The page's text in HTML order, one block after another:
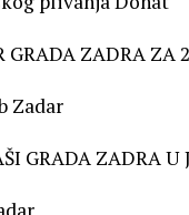
GRADA ZADRA ZA
Zadar
GRADA ZADRA